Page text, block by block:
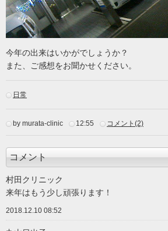
今年の出来はいかがでしょうか？
また、ご感想をお聞かせください。
日常
by murata-clinic 12:55 コメント(2)
コメント
村田クリニック
来年はもう少し頑張ります！
2018.12.10 08:52